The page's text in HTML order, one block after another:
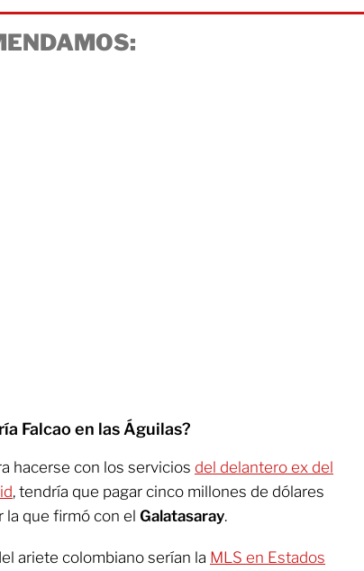
Falcao en las Águilas?
hacerse con los servicios del delantero ex del
, tendría que pagar cinco millones de dólares
la que firmó con el Galatasaray.
ariete colombiano serían la MLS en Estados